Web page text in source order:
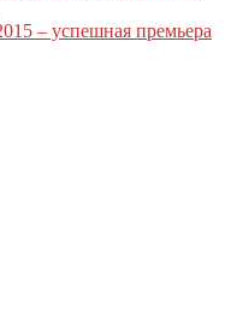
– успешная премьера